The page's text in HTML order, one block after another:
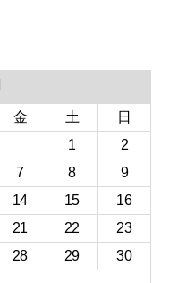
金 土
日
1
2
7 8
9
14 15
16
21 22
23
28 29
30